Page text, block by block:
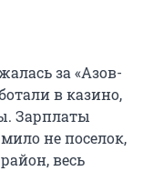
за «Азов-
в казино,
Зарплаты
не поселок,
весь